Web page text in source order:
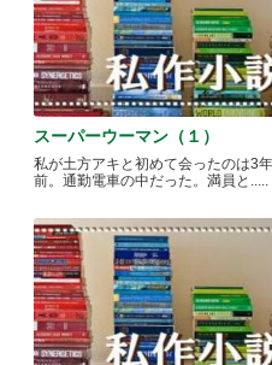
スーパーウーマン（１）
私が土方アキと初めて会ったのは3年
前。通勤電車の中だった。満員と.....